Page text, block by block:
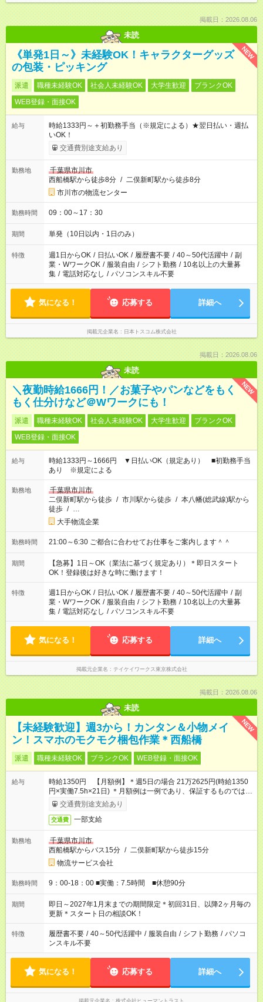
掲載日：2026.08.06
未読
NEW
《単発1日～》未経験OK！キャラクターグッズ
の包装・ピッキング
派遣 職種未経験OK 社会人未経験OK 大学生歓迎
ブランクOK
WEB登録・面接OK
給与
時給1333円～＋初勤務手当（※規定による）★翌日払い・週払
いOK！
交通費別途支給あり
勤務地
千葉県市川市
西船橋駅から徒歩8分 / 二俣新町駅から徒歩8分
市川市の物流センター
勤務時間 09：00～17：30
期間 単発（10日以内・1日のみ）
特徴 週1日からOK / 日払いOK / 履歴書不要 / 40～50代活躍中 / 副
業・WワークOK / 服装自由 / シフト勤務 / 10名以上の大量募
集 / 電話対応なし / パソコンスキル不要
気になる！ 応募する 詳細へ
掲載元企業名 日本トスコム株式会社
掲載日：2026.08.06
未読
NEW
＼夜勤時給1666円！／お菓子やパンなどをもく
もく仕分けなど＠Wワークにも！
派遣 職種未経験OK 社会人未経験OK 大学生歓迎
ブランクOK
WEB登録・面接OK
給与
時給1333円～1666円 ▼日払いOK（規定あり） ■初勤務手当
あり ※規定による
勤務地
千葉県市川市
二俣新町駅から徒歩 / 市川駅から徒歩 / 本八幡(総武線)駅から
徒歩 / …
大手物流企業
勤務時間 21:00～6:30 ご都合に合わせてお仕事をご案内します＾＾
期間
【急募】1日～OK（業法に基づく規定あり）＊即日スタート
OK！登録後は好きな時に働けます！
特徴 週1日からOK / 日払いOK / 履歴書不要 / 40～50代活躍中 / 副
業・WワークOK / 服装自由 / シフト勤務 / 10名以上の大量募
集 / 電話対応なし / パソコンスキル不要
気になる！ 応募する 詳細へ
掲載元企業名 テイケイワークス東京株式会社
掲載日：2026.08.06
未読
NEW
【未経験歓迎】週3から！カンタン＆小物メイ
ン！スマホのモクモク梱包作業＊西船橋
派遣 職種未経験OK ブランクOK WEB登録・面接OK
給与
時給1350円 【月額例】＊週5日の場合 21万2625円(時給1350
円×実働7.5h×21日) ＊月額例は一例であり、保証するものではあ
りません。
交通費別途支給あり
交通費 一部支給
勤務地
千葉県市川市
西船橋駅からバス15分 / 二俣新町駅から徒歩15分
物流サービス会社
勤務時間 9：00-18：00 ■実働：7.5時間 ■休憩90分
期間
即日～2027年1月末までの期間限定＊初回31日、以降2ヶ月毎の
更新＊スタート日の相談OK！
特徴 履歴書不要 / 40～50代活躍中 / 服装自由 / シフト勤務 / パソコ
ンスキル不要
気になる！ 応募する 詳細へ
掲載元企業名 株式会社ヒューマントラスト